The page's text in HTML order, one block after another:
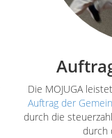
Die MOJUGA leistet
Auftrag der
durch die
durch